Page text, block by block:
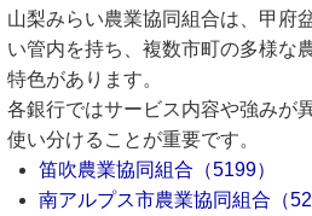
山梨みらい農業協同組合は、甲府
い管内を持ち、複数市町の多様な
特色があります。
各銀行ではサービス内容や強みが
使い分けることが重要です。
笛吹農業協同組合（5199）
南アルプス市農業協同組合（